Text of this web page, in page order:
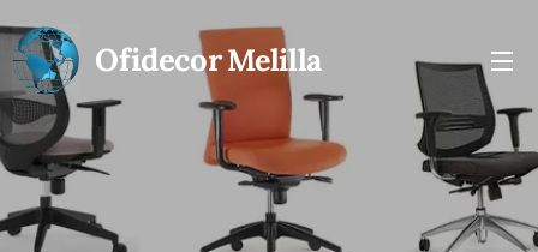
OfidecorMelilla